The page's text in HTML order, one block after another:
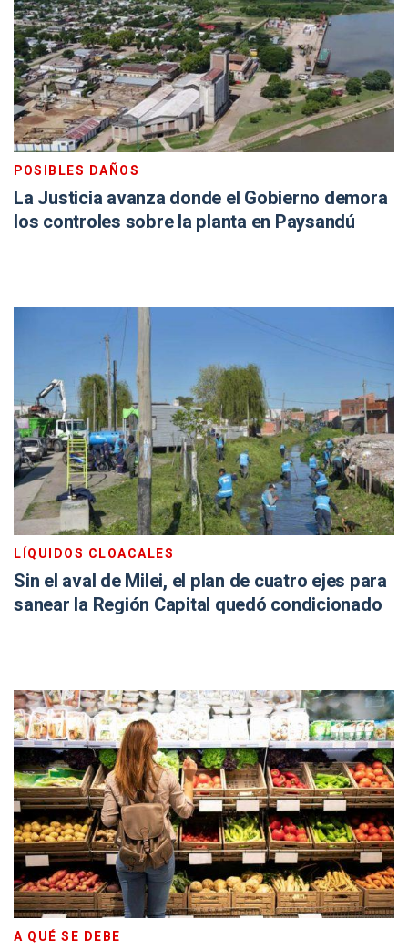
POSIBLES DAÑOS
La Justicia avanza donde el Gobierno demora
los controles sobre la planta en Paysandú
LÍQUIDOS CLOACALES
Sin el aval de Milei, el plan de cuatro ejes para
sanear la Región Capital quedó condicionado
A QUÉ SE DEBE